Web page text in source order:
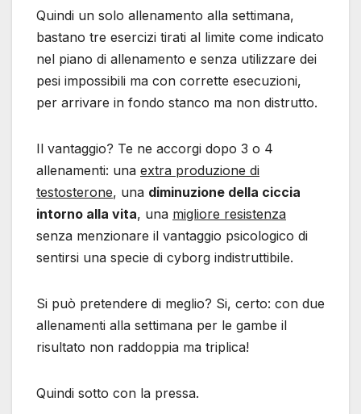
Quindi un solo allenamento alla settimana,
bastano tre esercizi tirati al limite come indicato
nel piano di allenamento e senza utilizzare dei
pesi impossibili ma con corrette esecuzioni,
per arrivare in fondo stanco ma non distrutto.
Il vantaggio? Te ne accorgi dopo 3 o 4
allenamenti: una extra produzione di
testosterone, una diminuzione della ciccia
intorno alla vita, una migliore resistenza
senza menzionare il vantaggio psicologico di
sentirsi una specie di cyborg indistruttibile.
Si può pretendere di meglio? Si, certo: con due
allenamenti alla settimana per le gambe il
risultato non raddoppia ma triplica!
Quindi sotto con la pressa.